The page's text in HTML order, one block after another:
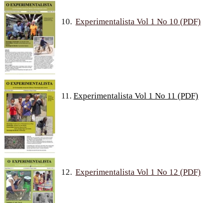
10. Experimentalista Vol 1 No 10 (PDF)
11. Experimentalista Vol 1 No 11 (PDF)
12. Experimentalista Vol 1 No 12 (PDF)